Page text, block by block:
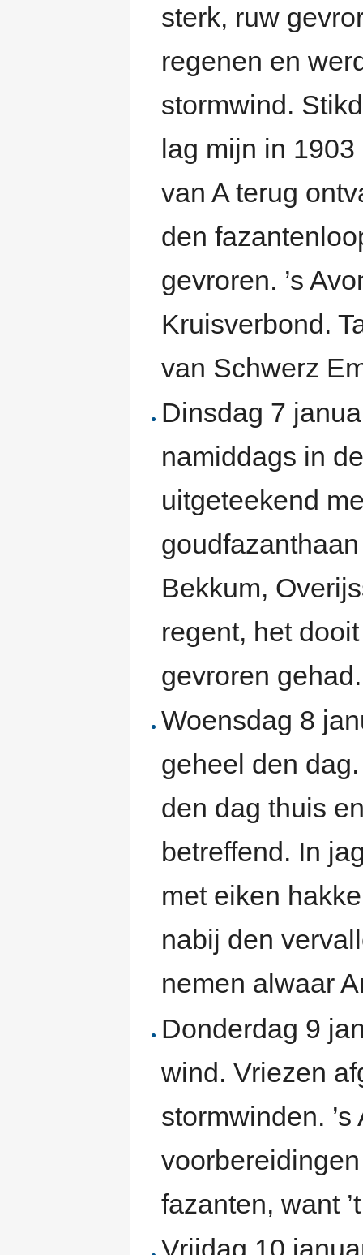
sterk, ruw
regenen en
stormwind.
lag mijn in
van A terug
den
gevroren. ’s
Kruisverbond.
van Schwerz
Dinsdag 7
namiddags in
uitgeteekend
Bekkum,
regent, het
gevroren gehad.
Woensdag 8
geheel den
den dag thuis
betreffend. In
met eiken
nabij den
nemen alwaar
Donderdag 9
wind. Vriezen
stormwinden.
fazanten, want
Vrijdag 10